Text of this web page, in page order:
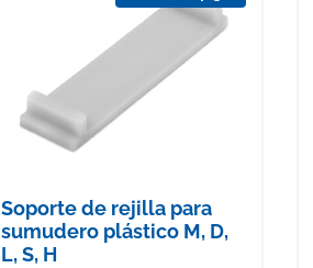
Soporte de rejilla para
sumudero plástico M, D,
L, S, H